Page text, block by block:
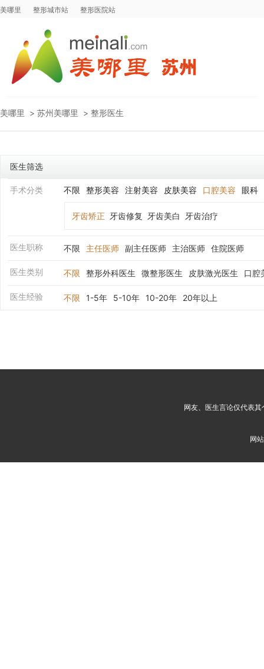
美哪里 整形城市站 整形医院站
美哪里 > 苏州美哪里 > 整形医生
医生筛选
手术分类 不限 整形美容 注射美容 皮肤美容 口腔美容 眼科
牙齿矫正 牙齿修复 牙齿美白 牙齿治疗
医生职称 不限 主任医师 副主任医师 主治医师 住院医师
医生类别 不限 整形外科医生 微整形医生 皮肤激光医生 口腔
医生经验 不限 1-5年 5-10年 10-20年 20年以上
网友、医生言论仅代表
网